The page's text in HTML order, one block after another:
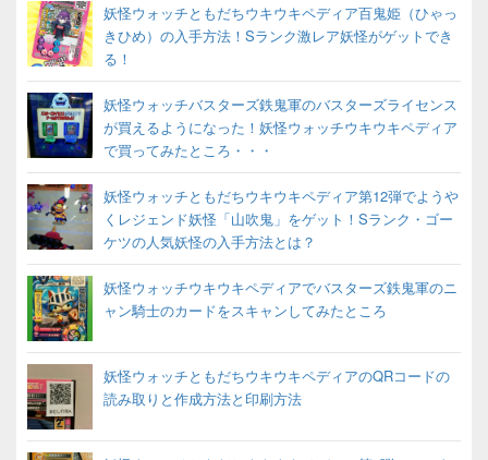
妖怪ウォッチともだちウキウキペディア百鬼姫（ひゃっ
きひめ）の入手方法！Sランク激レア妖怪がゲットでき
る！
妖怪ウォッチバスターズ鉄鬼軍のバスターズライセンス
が買えるようになった！妖怪ウォッチウキウキペディア
で買ってみたところ・・・
妖怪ウォッチともだちウキウキペディア第12弾でようや
くレジェンド妖怪「山吹鬼」をゲット！Sランク・ゴー
ケツの人気妖怪の入手方法とは？
妖怪ウォッチウキウキペディアでバスターズ鉄鬼軍のニ
ャン騎士のカードをスキャンしてみたところ
妖怪ウォッチともだちウキウキペディアのQRコードの
読み取りと作成方法と印刷方法